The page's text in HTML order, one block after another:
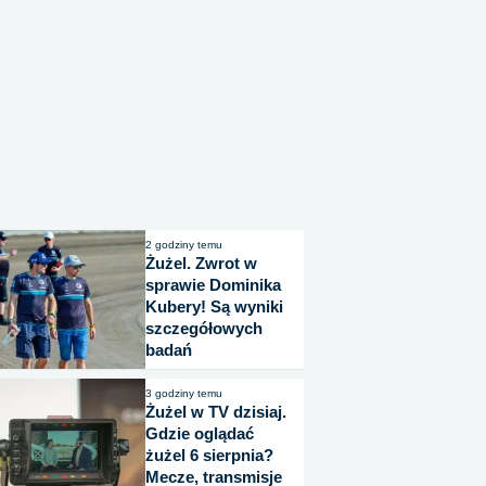
2 godziny temu
Żużel. Zwrot w
sprawie Dominika
Kubery! Są wyniki
szczegółowych
badań
3 godziny temu
Żużel w TV dzisiaj.
Gdzie oglądać
żużel 6 sierpnia?
Mecze, transmisje